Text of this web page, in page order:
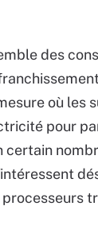
des
où les
pour